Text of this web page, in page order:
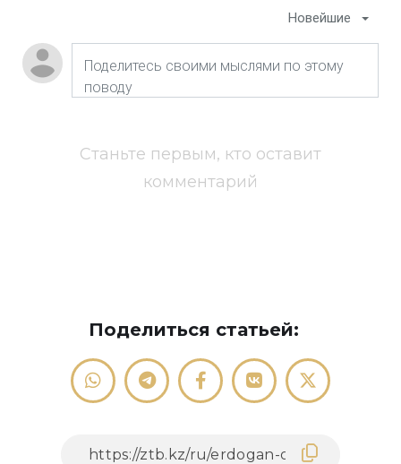
Новейшие
Станьте первым, кто оставит
комментарий
Поделиться статьей: